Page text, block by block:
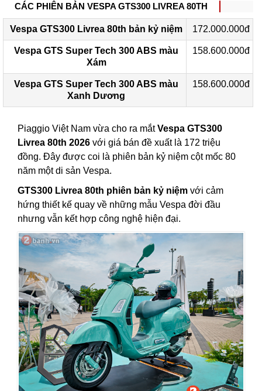
CÁC PHIÊN BẢN VESPA GTS300 LIVREA 80TH
Vespa GTS300 Livrea 80th bản kỷ niệm 172.000.000đ
Vespa GTS Super Tech 300 ABS màu
Xám
158.600.000đ
Vespa GTS Super Tech 300 ABS màu
Xanh Dương
158.600.000đ
Piaggio Việt Nam vừa cho ra mắtVespa GTS300
Livrea 80th 2026 với giá bán đề xuất là 172 triệu
đồng. Đây được coi là phiên bản kỷ niệm cột mốc 80
năm một di sản Vespa.
GTS300 Livrea 80th phiên bản kỷ niệm với cảm
hứng thiết kế quay về những mẫu Vespa đời đầu
nhưng vẫn kết hợp công nghệ hiện đại.